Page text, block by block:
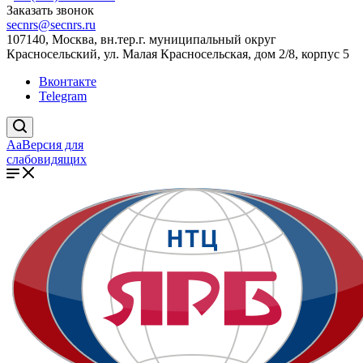
Заказать звонок
secnrs@secnrs.ru
107140, Москва, вн.тер.г. муниципальный округ
Красносельский, ул. Малая Красносельская, дом 2/8, корпус 5
Вконтакте
Telegram
AaВерсия для
слабовидящих